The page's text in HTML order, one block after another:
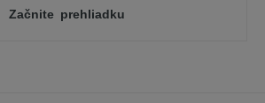
Začnite prehliadku